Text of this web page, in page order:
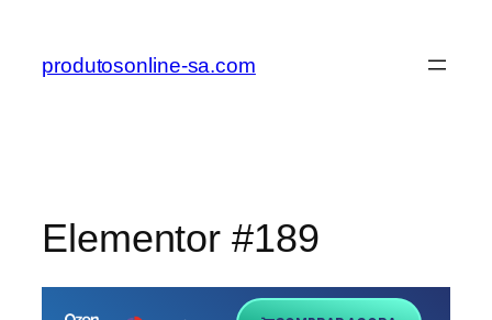
produtosonline-sa.com
Elementor #189